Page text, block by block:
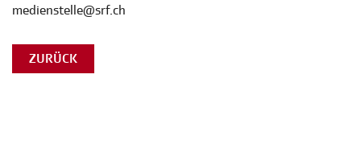
medienstelle@srf.ch
ZURÜCK